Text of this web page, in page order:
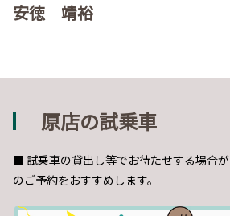
安徳 靖裕
原店の試乗車
■ 試乗車の貸出し等でお待たせする場合
のご予約をおすすめします。